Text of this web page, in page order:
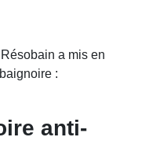
a mis en
:
anti-